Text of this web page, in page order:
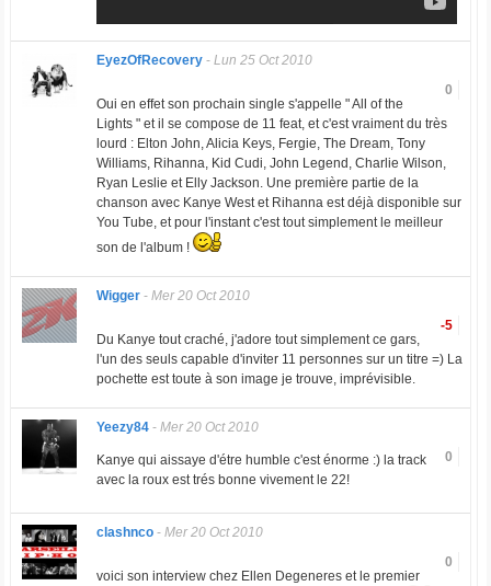
EyezOfRecovery- Lun 25 Oct 2010
0
Oui en effet son prochain single s'appelle " All of the
Lights " et il se compose de 11 feat, et c'est vraiment du très
lourd : Elton John, Alicia Keys, Fergie, The Dream, Tony
Williams, Rihanna, Kid Cudi, John Legend, Charlie Wilson,
Ryan Leslie et Elly Jackson. Une première partie de la
chanson avec Kanye West et Rihanna est déjà disponible sur
You Tube, et pour l'instant c'est tout simplement le meilleur
son de l'album !
Wigger- Mer 20 Oct 2010
-5
Du Kanye tout craché, j'adore tout simplement ce gars,
l'un des seuls capable d'inviter 11 personnes sur un titre =) La
pochette est toute à son image je trouve, imprévisible.
Yeezy84- Mer 20 Oct 2010
0
Kanye qui aissaye d'étre humble c'est énorme :) la track
avec la roux est trés bonne vivement le 22!
clashnco- Mer 20 Oct 2010
0
voici son interview chez Ellen Degeneres et le premier